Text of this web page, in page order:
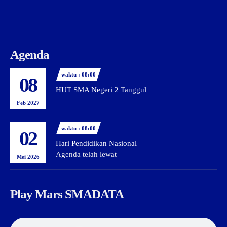
Agenda
08
Feb 2027
waktu : 08:00
HUT SMA Negeri 2 Tanggul
02
Mei 2026
waktu : 08:00
Hari Pendidikan Nasional
Agenda telah lewat
Play Mars SMADATA